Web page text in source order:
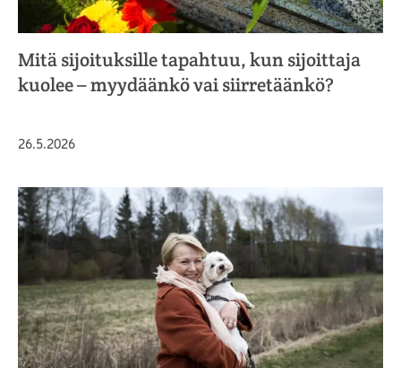
Mitä sijoituksille tapahtuu, kun sijoittaja
kuolee – myydäänkö vai siirretäänkö?
Julkaistu
26.5.2026